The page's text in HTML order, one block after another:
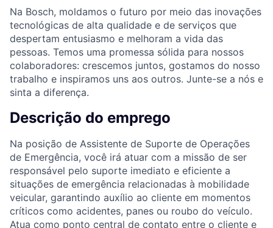
Na Bosch, moldamos o futuro por meio das inovações
tecnológicas de alta qualidade e de serviços que
despertam entusiasmo e melhoram a vida das
pessoas. Temos uma promessa sólida para nossos
colaboradores: crescemos juntos, gostamos do nosso
trabalho e inspiramos uns aos outros. Junte-se a nós e
sinta a diferença.
Descrição do emprego
Na posição de Assistente de Suporte de Operações
de Emergência, você irá atuar com a missão de ser
responsável pelo suporte imediato e eficiente a
situações de emergência relacionadas à mobilidade
veicular, garantindo auxílio ao cliente em momentos
críticos como acidentes, panes ou roubo do veículo.
Atua como ponto central de contato entre o cliente e